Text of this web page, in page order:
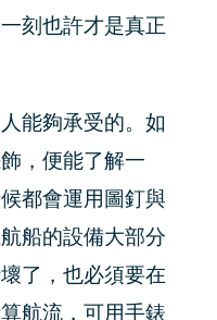
刻也許才是真正
能夠承受的。如
，便能了解一
都會運用圖釘與
船的設備大部分
了，也必須要在
航流，可用手錶